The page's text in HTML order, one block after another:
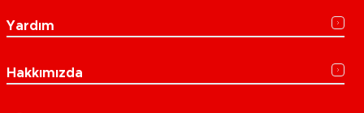
Yardım
Hakkımızda